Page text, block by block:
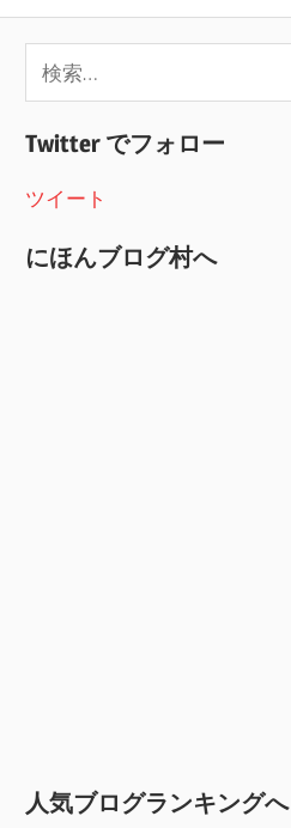
Twitter でフォロー
ツイート
にほんブログ村へ
人気ブログランキングへ